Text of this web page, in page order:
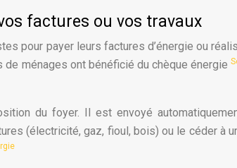
factures ou vos travaux
pour payer leurs factures d’énergie ou
ménages ont bénéficié du chèque énergie
du foyer. Il est envoyé
(électricité, gaz, fioul, bois) ou le céder à